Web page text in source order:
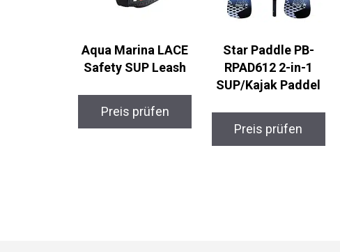
Aqua Marina LACE
Safety SUP Leash
Preis prüfen
Star Paddle PB-
RPAD612 2-in-1
SUP/Kajak Paddel
Preis prüfen